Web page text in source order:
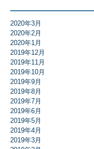
2020年3月
2020年2月
2020年1月
2019年12月
2019年11月
2019年10月
2019年9月
2019年8月
2019年7月
2019年6月
2019年5月
2019年4月
2019年3月